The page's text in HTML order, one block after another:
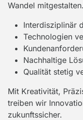
Wandel
Interdisziplinär
Technologien
Nachhaltige
Qualität stetig
Mit Kreativität,
treiben wir
zukunftssicher.